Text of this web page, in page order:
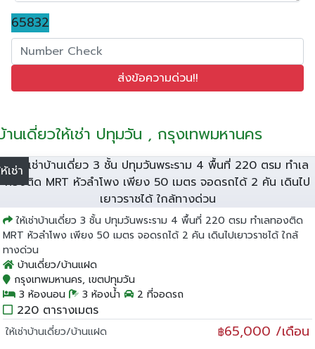
65832
านเดี่ยวให้เช่า ปทุมวัน , กรุงเทพมหานคร
เช่า
ให้เช่าบ้านเดี่ยว 3 ชั้น ปทุมวันพระราม 4 พื้นที่ 220 ตรม ทำเลทองติด
MRT หัวลำโพง เพียง 50 เมตร จอดรถได้ 2 คัน เดินไปเยาวราชได้ ใกล้
ทางด่วน
บ้านเดี่ยว/บ้านแฝด
กรุงเทพมหานคร, เขตปทุมวัน
3 ห้องนอน
3 ห้องน้ำ 2 ที่จอดรถ
220 ตารางเมตร
ให้เช่าบ้านเดี่ยว/บ้านแฝด ฿65,000 /เดือน